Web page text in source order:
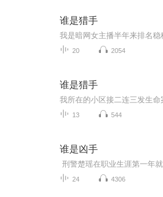
谁是猎手
20 2054
谁是猎手
13 544
谁是凶手
24 4306